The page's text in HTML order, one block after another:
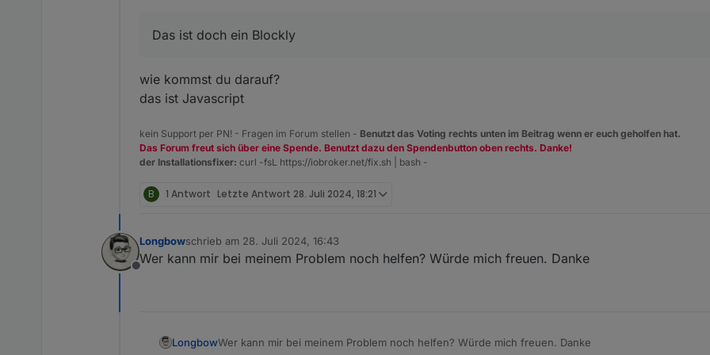
Das ist doch ein Blockly
wie kommst du darauf?
das ist Javascript
kein Support per PN! - Fragen im Forum stellen - Benutzt das Voting rechts unten im Beitrag wenn er euch geholfen hat.
Das Forum freut sich über eine Spende. Benutzt dazu den Spendenbutton oben rechts. Danke!
der Installationsfixer: curl -fsL https://iobroker.net/fix.sh | bash -
B 1 Antwort Letzte Antwort 28. Juli 2024, 18:21
Offline
Longbowschrieb am 28. Juli 2024, 16:43
zuletzt editiert von
Wer kann mir bei meinem Problem noch helfen? Würde mich freuen. Danke
LongbowWer kann mir bei meinem Problem noch helfen? Würde mich freuen. Danke